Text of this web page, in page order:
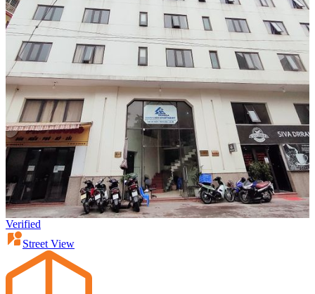
Verified
Street View